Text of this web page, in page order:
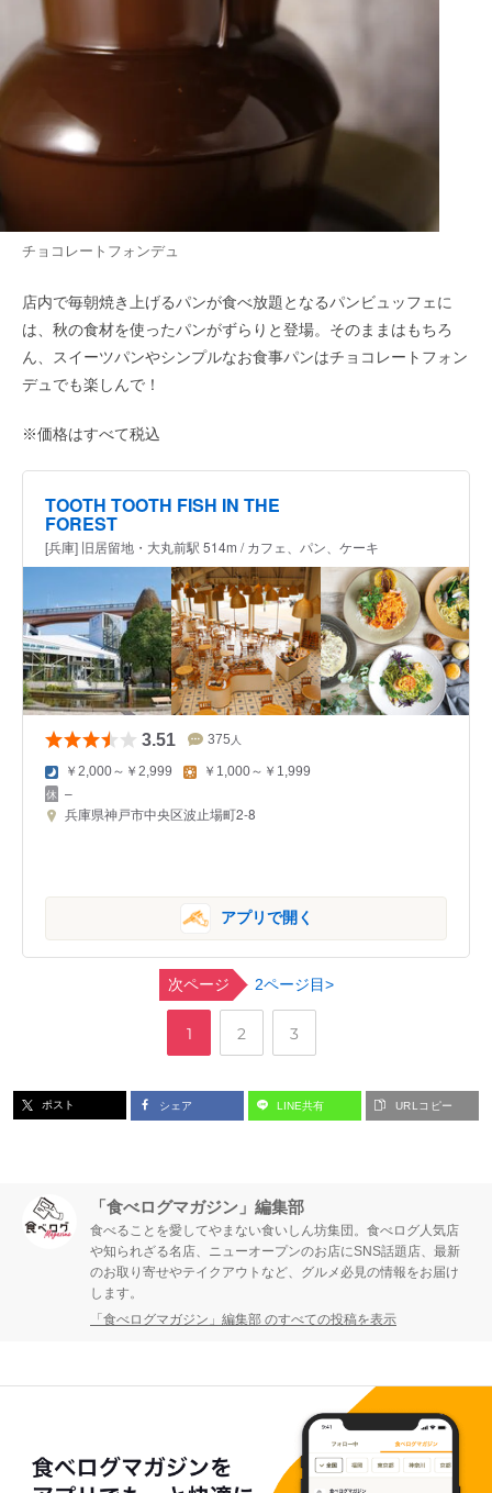
チョコレートフォンデュ
店内で毎朝焼き上げるパンが食べ放題となるパンビュッフェに
は、秋の食材を使ったパンがずらりと登場。そのままはもちろ
ん、スイーツパンやシンプルなお食事パンはチョコレートフォン
デュでも楽しんで！
※価格はすべて税込
TOOTH TOOTH FISH IN THE
FOREST
[兵庫] 旧居留地・大丸前駅 514m / カフェ、パン、ケーキ
3.51 375 人
￥2,000～￥2,999 ￥1,000～￥1,999
–
兵庫県神戸市中央区波止場町2-8
アプリで開く
次ページ 2ページ目>
ペ
ジ
1
,
ペ
ジ
2
,
ペ
ジ
3
ポスト シェア LINE共有 URLコピー
「食べログマガジン」編集部
食べることを愛してやまない食いしん坊集団。食べログ人気店
や知られざる名店、ニューオープンのお店にSNS話題店、最新
のお取り寄せやテイクアウトなど、グルメ必見の情報をお届け
します。
「食べログマガジン」編集部 のすべての投稿を表示